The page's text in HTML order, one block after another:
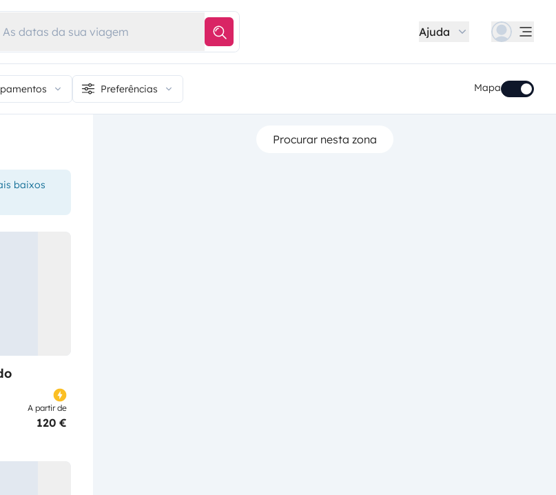
As datas da sua viagem Ajuda
Preferências Mapa
baixos
A partir de
120 €
Procurar nesta zona